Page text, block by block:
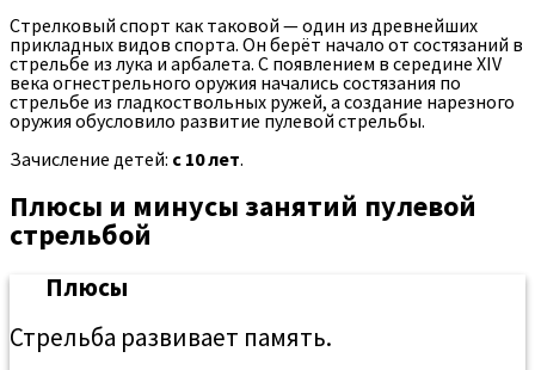
Стрелковый спорт как таковой — один из древнейших
прикладных видов спорта. Он берёт начало от состязаний в
стрельбе из лука и арбалета. С появлением в середине XIV
века огнестрельного оружия начались состязания по
стрельбе из гладкоствольных ружей, а создание нарезного
оружия обусловило развитие пулевой стрельбы.
Зачисление детей: с 10 лет.
Плюсы и минусы занятий пулевой
стрельбой
Плюсы
Стрельба развивает память.